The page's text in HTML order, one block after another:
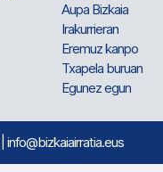
Aupa Bizkaia
Irakurrieran
Eremuz kanpo
Txapela buruan
Egunez egun
| info@bizkaiairratia.eus